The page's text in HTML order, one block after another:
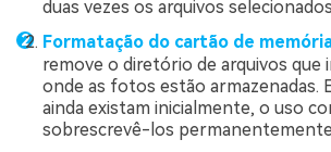
duas vezes os arquivos
Formatação do cartão de
remove o diretório de arquivos que
onde as fotos estão armazenadas.
ainda existam inicialmente, o uso
sobrescrevê-los